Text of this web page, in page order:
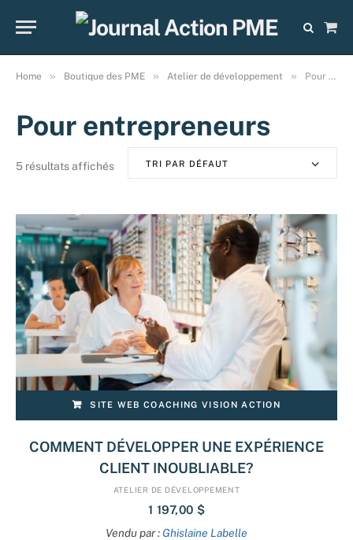
Cart
Home » Boutique des PME » Atelier de développement » Pour entrepreneurs
Pour entrepreneurs
5 résultats affichés TRI PAR DÉFAUT
SITE WEB COACHING VISION ACTION
COMMENT DÉVELOPPER UNE EXPÉRIENCE
CLIENT INOUBLIABLE?
ATELIER DE DÉVELOPPEMENT
1 197,00 $
Vendu par : Ghislaine Labelle